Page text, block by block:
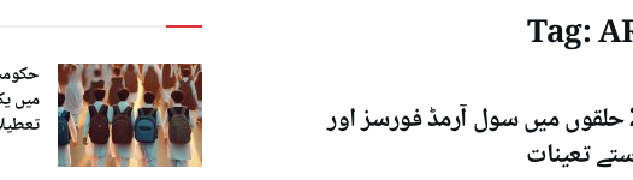
Tag:
ضمنی انتخابات ،21 حلقوں میں سول آرمڈ فورسز اور
تعینات
میں